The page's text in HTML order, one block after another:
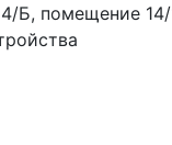
Б, помещение 14/